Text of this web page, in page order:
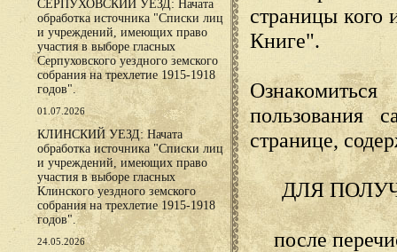
СЕРПУХОВСКИЙ УЕЗД: Начата
обработка источника "Списки лиц
и учреждений, имеющих право
участия в выборе гласных
Серпуховского уездного земского
собрания на трехлетие 1915-1918
годов".
01.07.2026
КЛИНСКИЙ УЕЗД: Начата
обработка источника "Списки лиц
и учреждений, имеющих право
участия в выборе гласных
Клинского уездного земского
собрания на трехлетие 1915-1918
годов".
24.05.2026
страницы кого
Книге".
пользования
странице,
ДЛЯ
после